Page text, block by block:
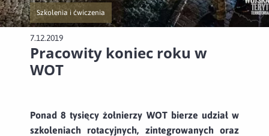
Szkolenia i ćwiczenia
Przejście do nowej strony z listą publikacji o kategorii Szkolenia i
7.12.2019
Pracowity koniec roku w
WOT
Ponad 8 tysięcy żołnierzy WOT bierze udział w
szkoleniach rotacyjnych, zintegrowanych oraz